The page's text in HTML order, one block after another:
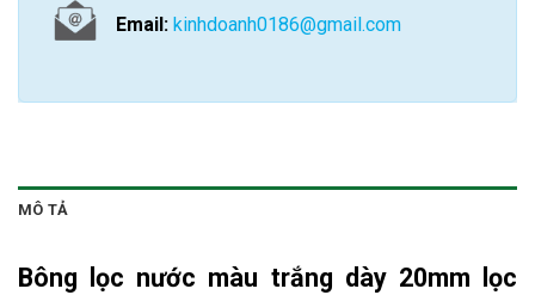
Email: kinhdoanh0186@gmail.com
MÔ TẢ
Bông lọc nước màu trắng dày 20mm lọc